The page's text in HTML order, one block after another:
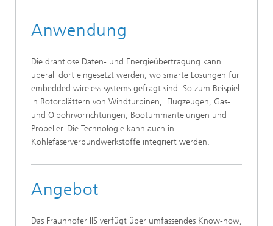
Anwendung
Die drahtlose Daten- und Energieübertragung kann
überall dort eingesetzt werden, wo smarte Lösungen für
embedded wireless systems gefragt sind. So zum Beispiel
in Rotorblättern von Windturbinen, Flugzeugen, Gas-
und Ölbohrvorrichtungen, Bootummantelungen und
Propeller. Die Technologie kann auch in
Kohlefaserverbundwerkstoffe integriert werden.
Angebot
Das Fraunhofer IIS verfügt über umfassendes Know-how,